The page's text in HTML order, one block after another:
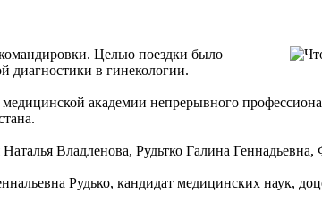
Целью поездки было
диагностики в гинекологии.
академии непрерывного
Владленова, Рудьтко Галина
Рудько, кандидат медицинских